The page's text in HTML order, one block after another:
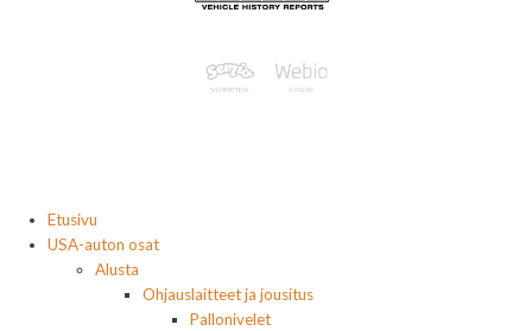
Etusivu
USA-auton osat
Alusta
Ohjauslaitteet ja jousitus
Pallonivelet